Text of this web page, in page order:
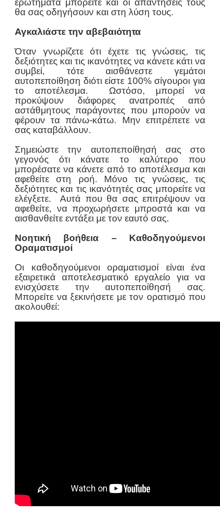
ερωτήματα μπορείτε και οι απαντήσεις τους
θα σας οδηγήσουν και στη λύση τους.
Αγκαλιάστε την αβεβαιότητα
Όταν γνωρίζετε ότι έχετε τις γνώσεις, τις
δεξιότητες και τις ικανότητες να κάνετε κάτι να
συμβεί, τότε αισθάνεστε γεμάτοι
αυτοπεποίθηση διότι είστε 100% σίγουροι για
το αποτέλεσμα. Ωστόσο, μπορεί να
προκύψουν διάφορες ανατροπές από
αστάθμητους παράγοντες που μπορούν να
φέρουν τα πάνω-κάτω. Μην επιτρέπετε να
σας καταβάλλουν.
Σημειώστε την αυτοπεποίθησή σας στο
γεγονός ότι κάνατε το καλύτερο που
μπορέσατε να κάνετε από το αποτέλεσμα και
αφεθείτε στη ροή. Μόνο τις γνώσεις, τις
δεξιότητες και τις ικανότητές σας μπορείτε να
ελέγξετε.Αυτά που θα σας επιτρέψουν να
αφεθείτε, να προχωρήσετε μπροστά και να
αισθανθείτε εντάξει με τον εαυτό σας.
Νοητική βοήθεια – Καθοδηγούμενοι
Οραματισμοί
Οι καθοδηγούμενοι οραματισμοί είναι ένα
εξαιρετικά αποτελεσματικό εργαλείο για να
ενισχύσετε την αυτοπεποίθησή σας.
Μπορείτε να ξεκινήσετε με τον ορατισμό που
ακολουθεί: